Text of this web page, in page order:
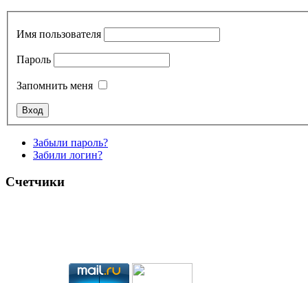
Имя пользователя
Пароль
Запомнить меня
Забыли пароль?
Забили логин?
Счетчики